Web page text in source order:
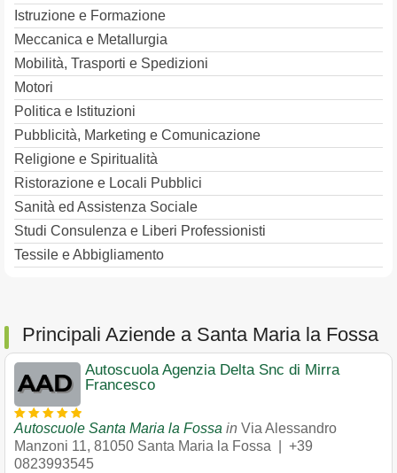
Istruzione e Formazione
Meccanica e Metallurgia
Mobilità, Trasporti e Spedizioni
Motori
Politica e Istituzioni
Pubblicità, Marketing e Comunicazione
Religione e Spiritualità
Ristorazione e Locali Pubblici
Sanità ed Assistenza Sociale
Studi Consulenza e Liberi Professionisti
Tessile e Abbigliamento
Principali Aziende a Santa Maria la Fossa
Autoscuola Agenzia Delta Snc di Mirra
Francesco
Autoscuole Santa Maria la Fossa in Via Alessandro
Manzoni 11, 81050 Santa Maria la Fossa
+39
0823993545